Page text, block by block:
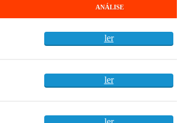
ANÁLISE
ler
ler